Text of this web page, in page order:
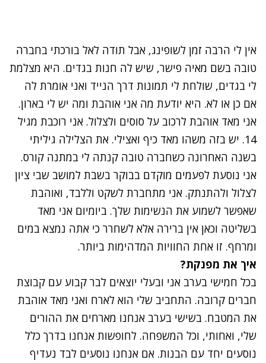
אין לי הרבה זמן לשופינג, אבל תודה לאל בורכתי בחברה
טובה בשם מאיה פישר, שיש לה חנות בגדים. היא מצלמת
לי בגדים, שולחת לי תמונות דרך הנייד ואני אומרת לה
אם כן או לא. היא יודעת מה אני אוהבת ומה יש לי בארון.
אני מאד אוהבת לרכוב על סוסים ולצלול. אני רוכבת מגיל
14. יש בזה משהו מאד כיף ואצילי. את הצלילה גיליתי
בשנה האחרונה כשחברה טובה קנתה לי במתנה קורס.
אני נוסעת לפעמים מוקדם בבוקר בשבת למושב שבי ציון
לצלול ולהתנתק. אני מתחברת לשקט וללבד, ואוהבת
שאפשר לשמוע את הנשימות שלך. ביומיום אני מאד
בשליטה וכאן אין ברירה אלא לשחרר כי אתה נמצא במים
ומרחף. זו אחת החוויות המדהימות ביותר.
איך את מפנקת?
בכל חמישי בערב אני ובעלי יוצאים לבר קבוע עם קבוצת
חברים קרובה. התחביב שלי הוא לארח ואני מאד אוהבת
את המטבח. בשישי בערב אנחנו מארחים את ההורים
שלי, ואחותי, וכל המשפחה. לחופשות אנחנו בדרך כלל
נוסעים יחד עם הבנות. אם אנחנו נוסעים לבד נעדיף